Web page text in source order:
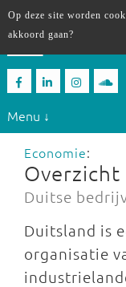
Menu ↓
Economie:
Overzicht
Duitse
Duitsland is
organisatie
Op deze site worden
akkoord gaan?